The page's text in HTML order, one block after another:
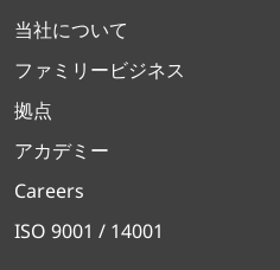
当社について
ファミリービジネス
拠点
アカデミー
Careers
ISO 9001 / 14001